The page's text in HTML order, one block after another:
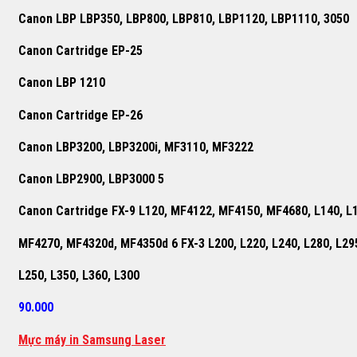
Canon LBP LBP350, LBP800, LBP810, LBP1120, LBP1110, 3050
Canon Cartridge EP-25
Canon LBP 1210
Canon Cartridge EP-26
Canon LBP3200, LBP3200i, MF3110, MF3222
Canon LBP2900, LBP3000 5
Canon Cartridge FX-9 L120, MF4122, MF4150, MF4680, L140,
MF4270, MF4320d, MF4350d 6 FX-3 L200, L220, L240, L280,
L250, L350, L360, L300
90.000
Mực máy in Samsung Laser